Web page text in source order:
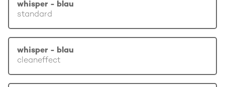
whisper - blau
standard
whisper - blau
cleaneffect